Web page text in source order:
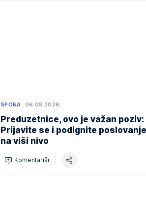
SPONA 06.08.2026.
Preduzetnice, ovo je važan poziv:
Prijavite se i podignite poslovanje
na viši nivo
Komentariši